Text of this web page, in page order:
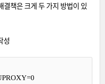
책은 크게 두 가지 방법이 있
성